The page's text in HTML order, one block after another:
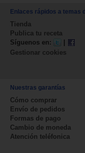
Enlaces rápidos a temas
Tienda
Publica tu receta
Síguenos en:
Gestionar cookies
Nuestras garantías
Cómo comprar
Envío de pedidos
Formas de pago
Cambio de moneda
Atención teléfonica